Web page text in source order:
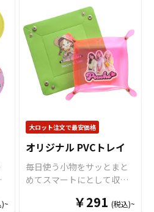
方々が自身のキャラクター
や作品を基に制作する缶バ
ッジは、コレクターズアイ
テムとしても非常に魅力的
です。同人活動を支えるグ
ッズとして、使いやすく高
品質なアイテムを提供しま
す。 短納期・小ロットでの
点がありましたら、個人の
お客様から企業・業者のか
た問わずお気軽にご相談く
ださい。 オリジナル缶バッ
ジは100個単位でのご注文と
なります。予めご了承くだ
ださい。
のデザインにて制作いたし
ます。プリントを施したア
クリル板を”背合わせ”で貼
り合わせることで印刷面が
保護され、キズや擦れから
印刷を守ることができま
す。UVインクジェットによ
る繊細で美しいプリント
クリル「全面」に施します
ので、非常に高級感のある
仕上がりとなります。ま
た、形状やサイズはお客様
のデザインに合わせてダイ
切り出すことができますの
大ロット注文で最安価格
オリジナル PVCトレイ
毎日使う小物をサッとまと
めてスマートにとして収納
らかくて丈夫なPVC素材を
￥291 (税込)~